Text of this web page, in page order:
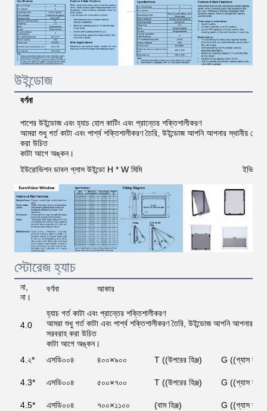
উইন্ডোজ
বর্ণনা
পাশের উইন্ডোজ এবং হ্যাচ হোল কাটিং এবং প্রান্তের শক্তিশালীকরণ
আমরা শুধু গর্ত কাটা এবং পার্শ্ব শক্তিশালীকরণ তৈরি, উইন্ডোজ আপনি আপনার স্থানীয়
করা উচিত
কাটা আগে অঙ্কন।
ইউরোভিশন ডাবল গ্লাস উইন্ডো H * W মিমি
ইভি
স্টোরেজ হ্যাচ
না,
না।
বর্ণনা আকার
4.0
হ্যাচ গর্ত কাটা এবং প্রান্তের শক্তিশালীকরণ
আমরা শুধু গর্ত কাটা এবং পার্শ্ব শক্তিশালীকরণ তৈরি, উইন্ডোজ আপনি আপনার
সরবরাহ করা উচিত
কাটা আগে অঙ্কন।
4.২*
এসডি০০৪ ৪০০×৯০০ T ((উপরের হিঞ্জ) G ((গ্যাস
4.3* এসডি০০৪ ৫০০×৭০০ T ((উপরের হিঞ্জ) G ((গ্যাস
4.5* এসডি০০৪ ৭০০×১১০০ (বাম হিঞ্জ) G ((গ্যাস